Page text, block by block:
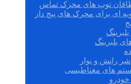
توپ های محرک تماس
ای برای محرک های پیچ دار
بلبرینگ
رانش و نوار
های مغناطیسی
خودرو